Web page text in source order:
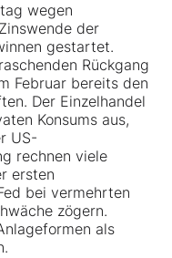
wegen
der
gestartet.
Rückgang
Februar bereits den
Der Einzelhandel
Konsums aus,
US-
rechnen viele
ersten
bei vermehrten
zögern.
als